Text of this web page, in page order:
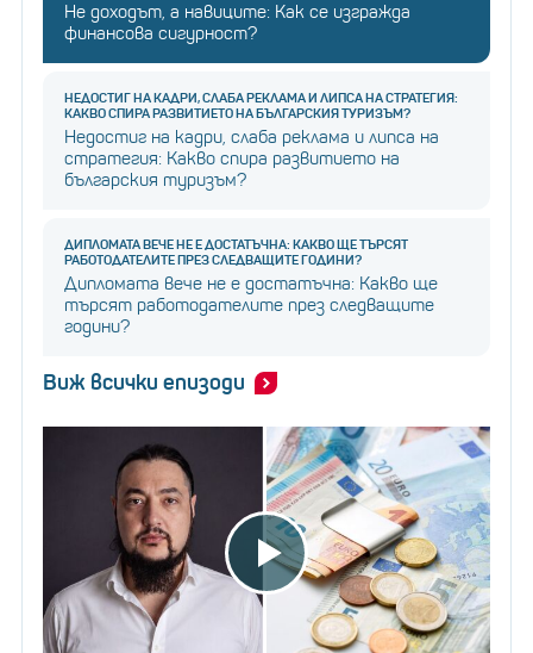
Снимка: Istock.com
ова е исторически ден в Швейцария и
каза председателят на UBS Колм Келехер пред
анализатори по време на конферентен разговор.
„Бих искал да стане ясно, че въпреки че не сме
инициирали дискусии, ние вярваме, че тази сделка е
финансово привлекателна за акционерите на UBS“,
каза Келехър.
Защо SVB и Signature Bank
Не доходът, а навиците: Как се изгражда
финансова сигурност?
НЕДОСТИГ НА КАДРИ, СЛАБА РЕКЛАМА И ЛИПСА НА СТРАТЕГИЯ:
КАКВО СПИРА РАЗВИТИЕТО НА БЪЛГАРСКИЯ ТУРИЗЪМ?
Недостиг на кадри, слаба реклама и липса на
стратегия: Какво спира развитието на
българския туризъм?
ДИПЛОМАТА ВЕЧЕ НЕ Е ДОСТАТЪЧНА: КАКВО ЩЕ ТЪРСЯТ
РАБОТОДАТЕЛИТЕ ПРЕЗ СЛЕДВАЩИТЕ ГОДИНИ?
Дипломата вече не е достатъчна: Какво ще
търсят работодателите през следващите
години?
Виж всички епизоди